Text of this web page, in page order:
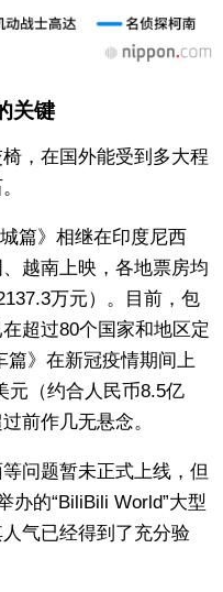
关键
，在国外能受到多大程
篇》相继在印度尼西
越南上映，各地票房均
万元）。目前，包
超过80个国家和地区定
篇》在新冠疫情期间上
元（约合人民币8.5亿
前作几无悬念。
问题暂未正式上线，但
办的“BiliBili World”大型
气已经得到了充分验